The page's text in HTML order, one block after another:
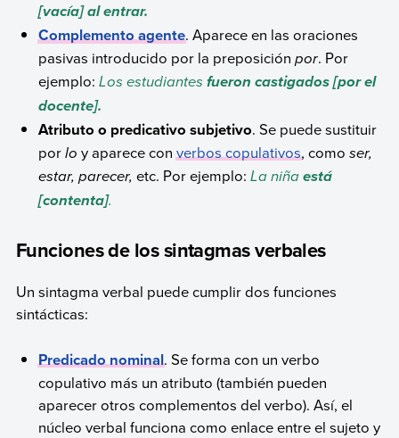
[vacía] al entrar.
Complemento agente. Aparece en las oraciones
pasivas introducido por la preposiciónpor. Por
ejemplo:Los estudiantesfueron castigados [por el
docente].
Atributo o predicativo subjetivo. Se puede sustituir
porlo y aparece converbos copulativos, como ser,
estar, parecer, etc. Por ejemplo:La niñaestá
[contenta].
Funciones de los sintagmas verbales
Un sintagma verbal puede cumplir dos funciones
sintácticas:
Predicado nominal. Se forma con un verbo
copulativo más un atributo (también pueden
aparecer otros complementos del verbo). Así, el
núcleo verbal funciona como enlace entre el sujeto y